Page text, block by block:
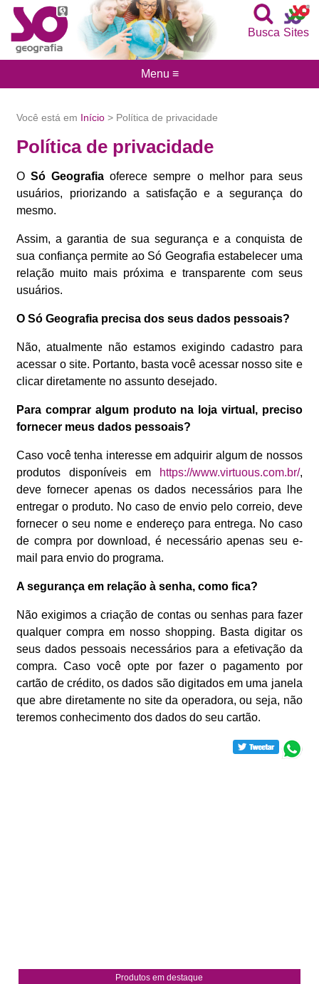
Sites
Busca
Você está em Início > Política de privacidade
Política de privacidade
OSó Geografia oferece sempre o melhor para seus
usuários, priorizando a satisfação e a segurança do
mesmo.
Assim, a garantia de sua segurança e a conquista de
sua confiança permite ao Só Geografia estabelecer uma
relação muito mais próxima e transparente com seus
usuários.
O Só Geografia precisa dos seus dados pessoais?
Não, atualmente não estamos exigindo cadastro para
acessar o site. Portanto, basta você acessar nosso site e
clicar diretamente no assunto desejado.
Para comprar algum produto na loja virtual, preciso
fornecer meus dados pessoais?
Caso você tenha interesse em adquirir algum de nossos
produtos disponíveis em
https://www.virtuous.com.br/,
deve fornecer apenas os dados necessários para lhe
entregar o produto. No caso de envio pelo correio, deve
fornecer o seu nome e endereço para entrega. No caso
de compra por download, é necessário apenas seu e-
mail para envio do programa.
A segurança em relação à senha, como fica?
Não exigimos a criação de contas ou senhas para fazer
qualquer compra em nosso shopping. Basta digitar os
seus dados pessoais necessários para a efetivação da
compra. Caso você opte por fazer o pagamento por
cartão de crédito, os dados são digitados em uma janela
que abre diretamente no site da operadora, ou seja, não
teremos conhecimento dos dados do seu cartão.
Produtos em destaque